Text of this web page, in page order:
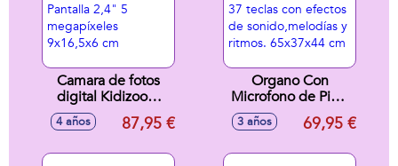
Camara de fotos
digital Kidizoom
Azul Duo FX12 en
1 Pantalla 2,4" 5
4 años 87,95 €
Organo Con
Microfono de Pie y
Banqueta Dr Sound
37 teclas con
3 años 69,95 €